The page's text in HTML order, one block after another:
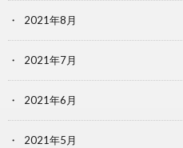
2021年8月
2021年7月
2021年6月
2021年5月